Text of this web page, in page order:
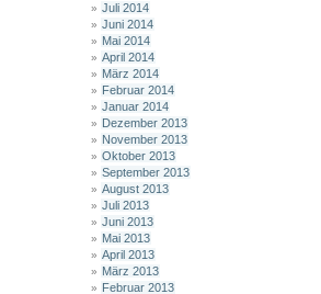
Juli 2014
Juni 2014
Mai 2014
April 2014
März 2014
Februar 2014
Januar 2014
Dezember 2013
November 2013
Oktober 2013
September 2013
August 2013
Juli 2013
Juni 2013
Mai 2013
April 2013
März 2013
Februar 2013